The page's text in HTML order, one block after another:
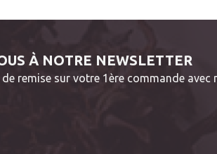
À NOTRE NEWSLETTER
remise sur votre 1ère commande avec